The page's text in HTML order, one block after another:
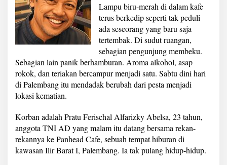
Lampu biru-merah di dalam kafe
terus berkedip seperti tak peduli
ada seseorang yang baru saja
tertembak. Di sudut ruangan,
sebagian pengunjung membeku.
Sebagian lain panik berhamburan. Aroma alkohol, asap
rokok, dan teriakan bercampur menjadi satu. Sabtu dini hari
di Palembang itu mendadak berubah dari pesta menjadi
lokasi kematian.
Korban adalah Pratu Ferischal Alfarizky Abelsa, 23 tahun,
anggota TNI AD yang malam itu datang bersama rekan-
rekannya ke Panhead Cafe, sebuah tempat hiburan di
kawasan Ilir Barat I, Palembang. Ia tak pulang hidup-hidup.